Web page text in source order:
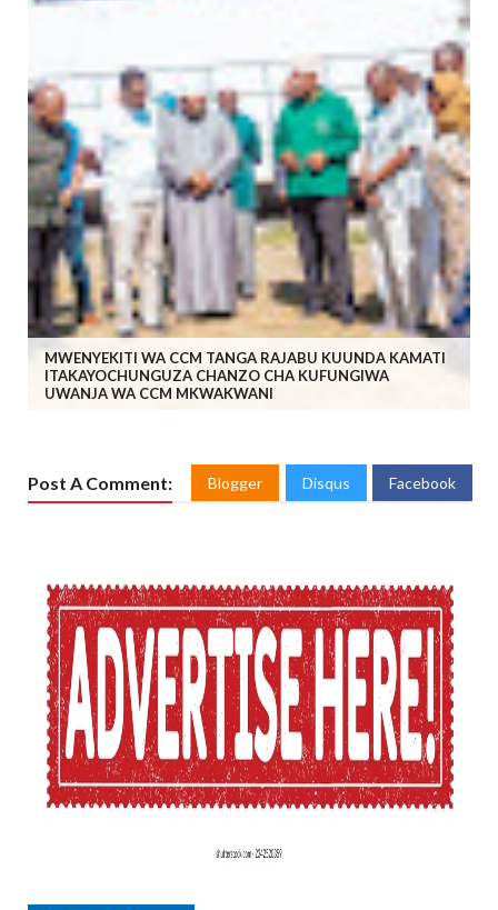
MWENYEKITI WA CCM TANGA RAJABU KUUNDA KAMATI
ITAKAYOCHUNGUZA CHANZO CHA KUFUNGIWA
UWANJA WA CCM MKWAKWANI
Post A Comment: Blogger Disqus Facebook